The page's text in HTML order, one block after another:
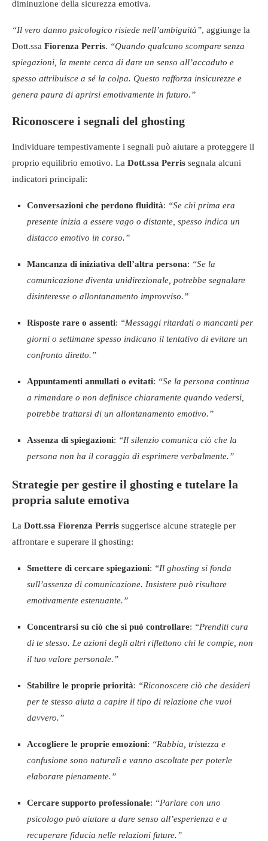
diminuzione della sicurezza emotiva.
“Il vero danno psicologico risiede nell’ambiguità”, aggiunge la
Dott.ssa Fiorenza Perris. “Quando qualcuno scompare senza
spiegazioni, la mente cerca di dare un senso all’accaduto e
spesso attribuisce a sé la colpa. Questo rafforza insicurezze e
genera paura di aprirsi emotivamente in futuro.”
Riconoscere i segnali del ghosting
Individuare tempestivamente i segnali può aiutare a proteggere il
proprio equilibrio emotivo. La Dott.ssa Perris segnala alcuni
indicatori principali:
Conversazioni che perdono fluidità: “Se chi prima era
presente inizia a essere vago o distante, spesso indica un
distacco emotivo in corso.”
Mancanza di iniziativa dell’altra persona: “Se la
comunicazione diventa unidirezionale, potrebbe segnalare
disinteresse o allontanamento improvviso.”
Risposte rare o assenti: “Messaggi ritardati o mancanti per
giorni o settimane spesso indicano il tentativo di evitare un
confronto diretto.”
Appuntamenti annullati o evitati: “Se la persona continua
a rimandare o non definisce chiaramente quando vedersi,
potrebbe trattarsi di un allontanamento emotivo.”
Assenza di spiegazioni: “Il silenzio comunica ciò che la
persona non ha il coraggio di esprimere verbalmente.”
Strategie per gestire il ghosting e tutelare la
propria salute emotiva
La Dott.ssa Fiorenza Perris suggerisce alcune strategie per
affrontare e superare il ghosting:
Smettere di cercare spiegazioni: “Il ghosting si fonda
sull’assenza di comunicazione. Insistere può risultare
emotivamente estenuante.”
Concentrarsi su ciò che si può controllare: “Prenditi cura
di te stesso. Le azioni degli altri riflettono chi le compie, non
il tuo valore personale.”
Stabilire le proprie priorità: “Riconoscere ciò che desideri
per te stesso aiuta a capire il tipo di relazione che vuoi
davvero.”
Accogliere le proprie emozioni: “Rabbia, tristezza e
confusione sono naturali e vanno ascoltate per poterle
elaborare pienamente.”
Cercare supporto professionale: “Parlare con uno
psicologo può aiutare a dare senso all’esperienza e a
recuperare fiducia nelle relazioni future.”